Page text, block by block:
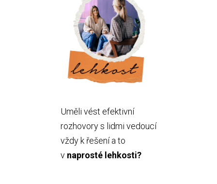
Uměli vést efektivní
rozhovory s lidmi vedoucí
vždy k řešení a to
v naprosté lehkosti?